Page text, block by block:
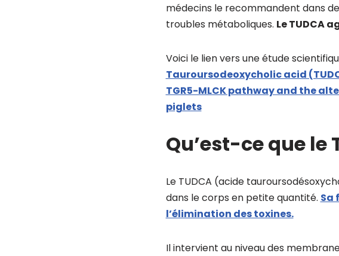
médecins le recommandent dans
troubles métaboliques. Le TUDCA
Voici le lien vers une étude
Tauroursodeoxycholic acid
TGR5-MLCK pathway and the
piglets
Qu’est-ce que le
Le TUDCA (acide
dans le corps en petite quantité. Sa
l’élimination des toxines.
Il intervient au niveau des